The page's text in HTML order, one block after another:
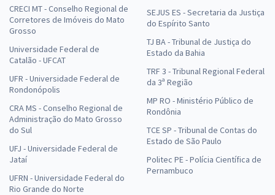
CRECI MT - Conselho Regional de
Corretores de Imóveis do Mato
Grosso
Universidade Federal de
Catalão - UFCAT
UFR - Universidade Federal de
Rondonópolis
CRA MS - Conselho Regional de
Administração do Mato Grosso
do Sul
UFJ - Universidade Federal de
Jataí
UFRN - Universidade Federal do
Rio Grande do Norte
SEJUS ES - Secretaria da Justiça
do Espírito Santo
TJ BA - Tribunal de Justiça do
Estado da Bahia
TRF 3 - Tribunal Regional Federal
da 3ª Região
MP RO - Ministério Público de
Rondônia
TCE SP - Tribunal de Contas do
Estado de São Paulo
Politec PE - Polícia Científica de
Pernambuco